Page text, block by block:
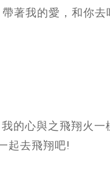
著我的愛，和你去
的心與之飛翔火一
起去飛翔吧!